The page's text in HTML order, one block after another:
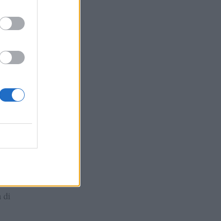
di
di